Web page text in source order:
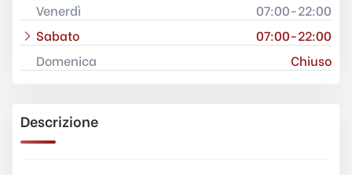
Venerdì
07:00-22:00
Sabato
07:00-22:00
Domenica
Chiuso
Descrizione